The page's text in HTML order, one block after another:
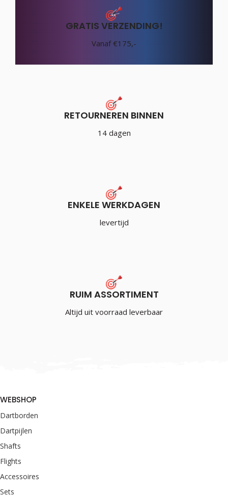
GRATIS VERZENDING!
Vanaf €175,-
RETOURNEREN BINNEN
14 dagen
ENKELE WERKDAGEN
levertijd
RUIM ASSORTIMENT
Altijd uit voorraad leverbaar
WEBSHOP
Dartborden
Dartpijlen
Shafts
Flights
Accessoires
Sets